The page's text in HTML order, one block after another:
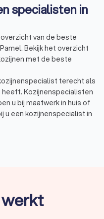
specialisten in
van de beste
Bekijk het overzicht
met de beste
terecht als
heeft. Kozijnenspecialisten
u bij maatwerk in huis of
u een kozijnenspecialist in